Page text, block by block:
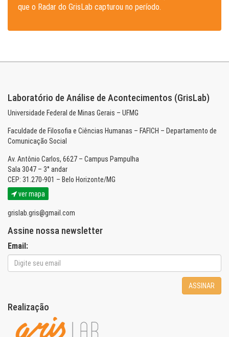
que o Radar do GrisLab capturou no período.
Laboratório de Análise de Acontecimentos (GrisLab)
Universidade Federal de Minas Gerais – UFMG
Faculdade de Filosofia e Ciências Humanas – FAFICH – Departamento de
Comunicação Social
Av. Antônio Carlos, 6627 – Campus Pampulha
Sala 3047 – 3° andar
CEP: 31.270-901 – Belo Horizonte/MG
ver mapa
grislab.gris@gmail.com
Assine nossa newsletter
Email:
ASSINAR
Realização